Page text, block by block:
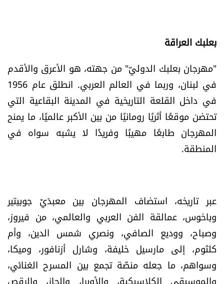
بعلبك العراقة
"مهرجان بعلبك الدوليّ" من جهته، هو الأعرق والأقدم
في لبنان، وربما في العالم العربي. انطلق عام 1956
في داخل القلعة التاريخية في المدينة البقاعية التي
تحتضن موقعًا أثريًا رومانيًا من بين الأكبر عالميًا، ما يمنح
المهرجان طابعًا مهيبًا وفريدًا لا يشبه سواه في
المنطقة.
عبر تاريخه، استضاف المهرجان بين معبدَيْ جوبيتير
وباخوس،عمالقة الفن العربي والعالمي، من فيروز،
وصباح، ووديع الصافي، ونصري شمس الدين، وأم
كلثوم، إلى مارسيل خليفة، وشارل أزنافور، وميكا،
وسواهم، ما جعله منصّة تجمع بين المسرح الغنائي،